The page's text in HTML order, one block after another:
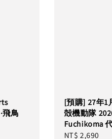
飛鳥
[預購] 27年1
殻機動隊
Fuchikoma
Regular
NT$ 2,690